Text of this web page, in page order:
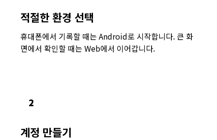
적절한 환경 선택
휴대폰에서 기록할 때는 Android로 시작합니다. 큰 화
면에서 확인할 때는 Web에서 이어갑니다.
2
계정 만들기